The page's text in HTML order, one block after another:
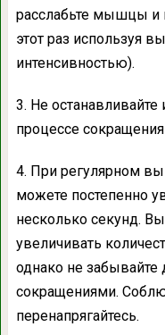
расслабьте мышцы и
этот раз используя
интенсивностью).
3. Не
процессе
4. При регулярном
можете постепенно
несколько секунд.
увеличивать
однако не
сокращениями.
перенапрягайтесь.